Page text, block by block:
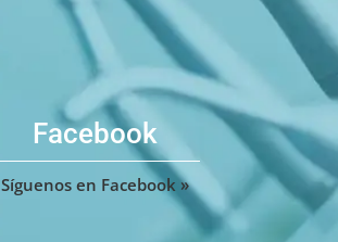
Facebook
Síguenos en Facebook »